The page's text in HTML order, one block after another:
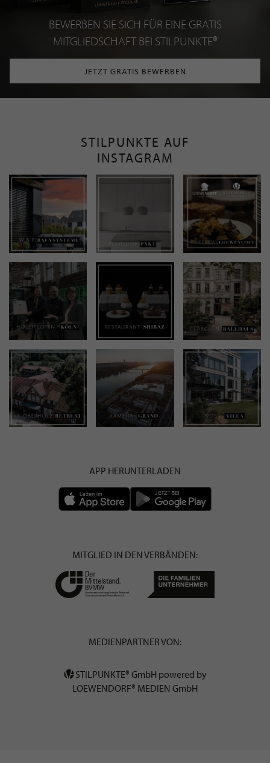
BEWERBEN SIE SICH FÜR EINE GRATIS
MITGLIEDSCHAFT BEI STILPUNKTE®
JETZT GRATIS BEWERBEN
STILPUNKTE AUF
INSTAGRAM
APP HERUNTERLADEN
MITGLIED IN DEN VERBÄNDEN:
MEDIENPARTNER VON:
STILPUNKTE® GmbH powered by
LOEWENDORF® MEDIEN GmbH